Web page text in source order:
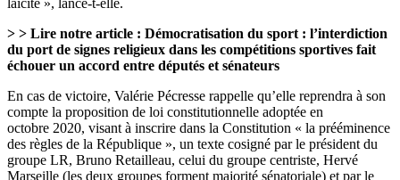
> > Lire notre article : Démocratisation du sport : l’interdiction
du port de signes religieux dans les compétitions sportives fait
échouer un accord entre députés et sénateurs
En cas de victoire, Valérie Pécresse rappelle qu’elle reprendra à son
compte la proposition de loi constitutionnelle adoptée en
octobre 2020, visant à inscrire dans la Constitution « la prééminence
des règles de la République », un texte cosigné par le président du
groupe LR, Bruno Retailleau, celui du groupe centriste, Hervé
Marseille (les deux groupes forment majorité sénatoriale) et par le